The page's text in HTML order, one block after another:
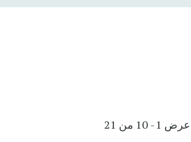
عرض 1 - 10 من 21